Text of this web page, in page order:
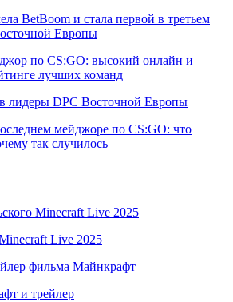
BetBoom и стала первой в третьем
Европы
по CS:GO: высокий онлайн и
лучших команд
лидеры DPC Восточной Европы
мейджоре по CS:GO: что
так случилось
Minecraft Live 2025
Live 2025
фильма Майнкрафт
и трейлер